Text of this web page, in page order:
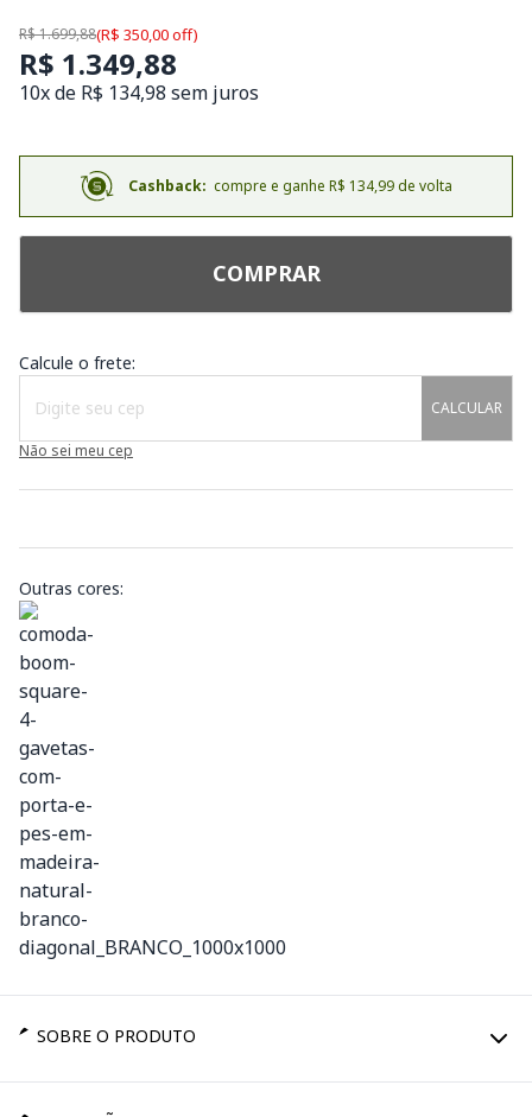
R$ 1.699,88(R$ 350,00 off)
R$ 1.349,88
10x de R$ 134,98 sem juros
Cashback: compre e ganhe R$ 134,99 de volta
COMPRAR
Calcule o frete:
CALCULAR
Não sei meu cep
Outras cores:
SOBRE O PRODUTO